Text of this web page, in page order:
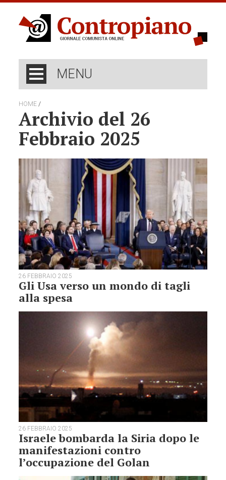
MENU
HOME /
Archivio del 26
Febbraio 2025
26 FEBBRAIO 2025
Gli Usa verso un mondo di tagli
alla spesa
26 FEBBRAIO 2025
Israele bombarda la Siria dopo le
manifestazioni contro
l’occupazione del Golan